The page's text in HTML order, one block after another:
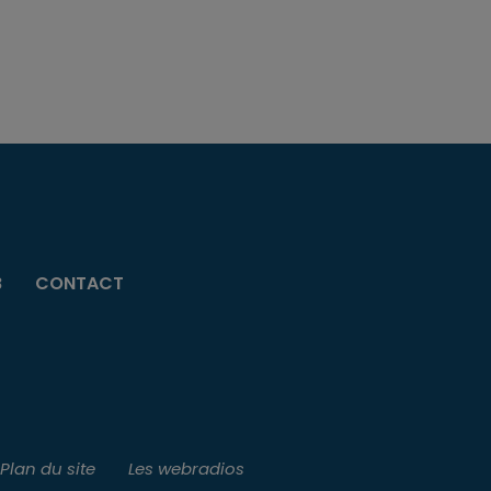
CONTACT
Plan du site Les webradios